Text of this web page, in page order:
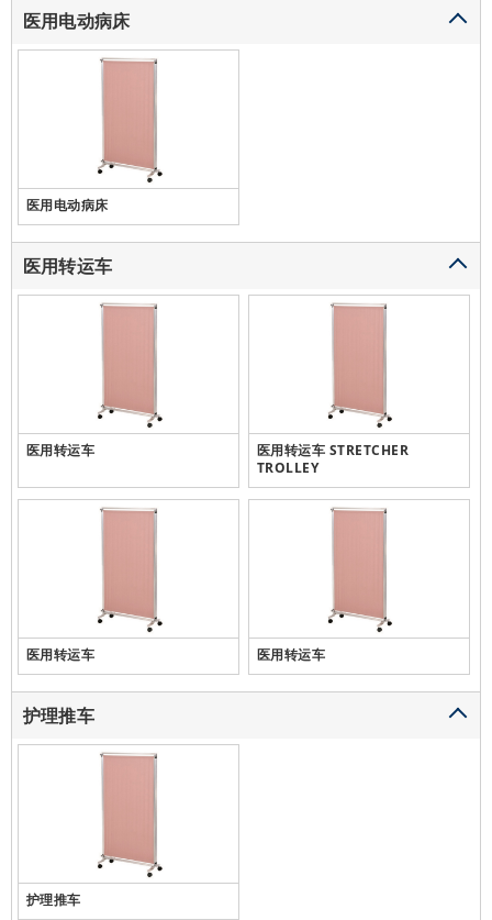
医用电动病床
医用电动病床
医用转运车
医用转运车
医用转运车 STRETCHER
TROLLEY
医用转运车 医用转运车
护理推车
护理推车